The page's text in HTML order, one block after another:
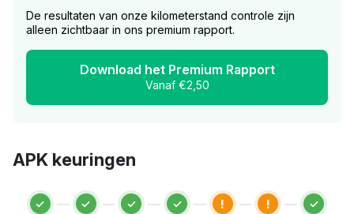
De resultaten van onze kilometerstand controle zijn
alleen zichtbaar in ons premium rapport.
Download het Premium Rapport
Vanaf €2,50
APK keuringen
! !